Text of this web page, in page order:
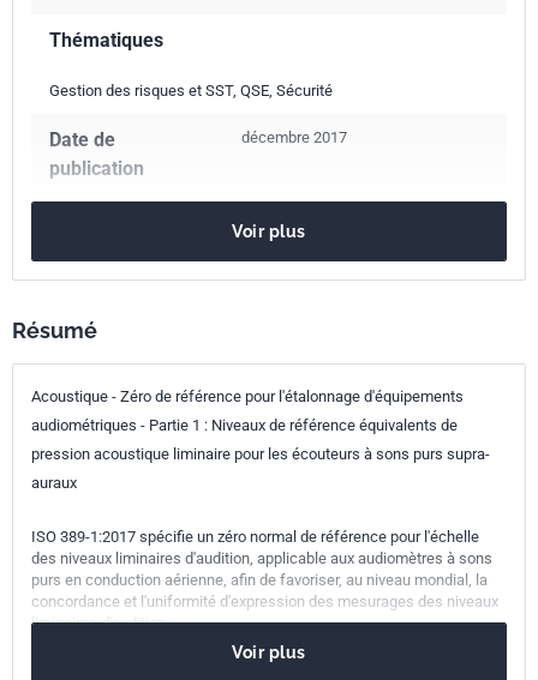
Thématiques
Gestion des risques et SST, QSE, Sécurité
Date de
publication
décembre 2017
Référence
Codes ICS
Numéro de tirage 1
Voir plus
Résumé
Acoustique - Zéro de référence pour l'étalonnage d'équipements
audiométriques - Partie 1 : Niveaux de référence équivalents de
pression acoustique liminaire pour les écouteurs à sons purs supra-
auraux
ISO 389-1:2017 spécifie un zéro normal de référence pour l'échelle
des niveaux liminaires d'audition, applicable aux audiomètres à sons
purs en conduction aérienne, afin de favoriser, au niveau mondial, la
concordance et l'uniformité d'expression des mesurages des niveaux
liminaires d'audition.
ISO 389-1:2017 expose les données sous une forme se prêtant à leur
Voir plus